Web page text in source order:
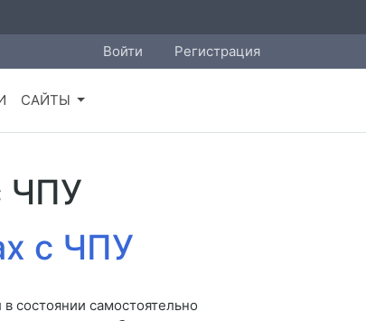
Войти Регистрация
САЙТЫ
ЧПУ
с ЧПУ
состоянии самостоятельно